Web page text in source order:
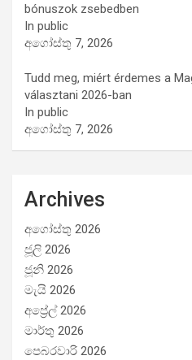
bónuszok zsebedben
In public
අගෝස්තු 7, 2026
Tudd meg, miért érdemes a
választani 2026-ban
In public
අගෝස්තු 7, 2026
Archives
අගෝස්තු 2026
ජූලි 2026
ජූනි 2026
මැයි 2026
අප්‍රේල් 2026
මාර්තු 2026
පෙබරවාරි 2026